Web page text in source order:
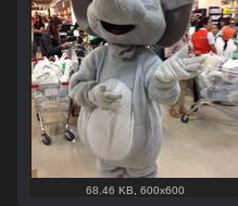
68.46 KB 600x600